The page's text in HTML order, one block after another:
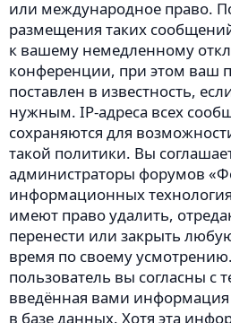
или международное право.
размещения таких
к вашему немедленному
конференции, при этом ваш
поставлен в известность,
нужным. IP-адреса всех
сохраняются для
такой политики. Вы
администраторы форумов
информационных
имеют право удалить,
перенести или закрыть
время по своему
пользователь вы согласны с
введённая вами информация
в базе данных. Хотя эта